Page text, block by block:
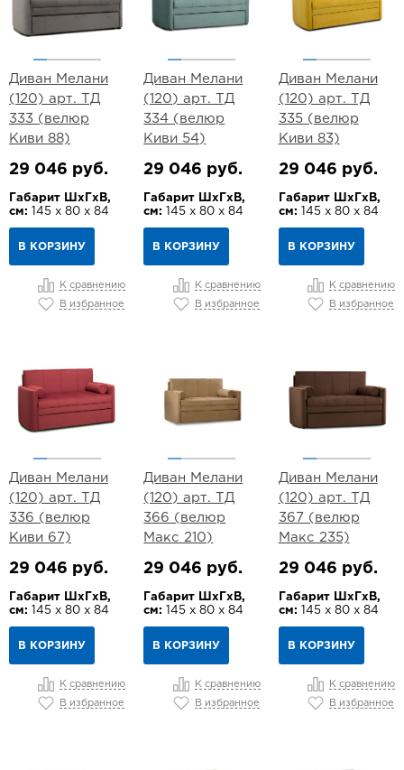
Диван Мелани
(120) арт. ТД
333 (велюр
Киви 88)
29 046 руб.
Габарит ШхГхВ,
см: 145 х 80 х 84
В КОРЗИНУ
К сравнению
В избранное
Диван Мелани
(120) арт. ТД
334 (велюр
Киви 54)
29 046 руб.
Габарит ШхГхВ,
см:
145 х 80 х 84
В КОРЗИНУ
К сравнению
В избранное
Диван Мелани
(120) арт. ТД
335 (велюр
Киви 83)
29 046 руб.
Габарит ШхГхВ,
см: 145 х 80 х 84
В КОРЗИНУ
К сравнению
В избранное
Диван Мелани
(120) арт. ТД
336 (велюр
Киви 67)
29 046 руб.
Габарит ШхГхВ,
см: 145 х 80 х 84
В КОРЗИНУ
К сравнению
В избранное
Диван Мелани
(120) арт. ТД
366 (велюр
Макс 210)
29 046 руб.
Габарит ШхГхВ,
см:
145 х 80 х 84
В КОРЗИНУ
К сравнению
В избранное
Диван Мелани
(120) арт. ТД
367 (велюр
Макс 235)
29 046 руб.
Габарит ШхГхВ,
см: 145 х 80 х 84
В КОРЗИНУ
К сравнению
В избранное